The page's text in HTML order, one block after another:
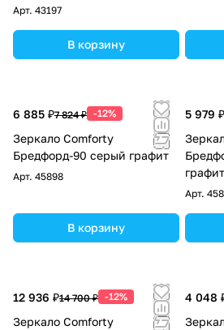
Арт. 43197
В корзину
6 885 ₽7 824 ₽ -12%
Зеркало Comforty
Бредфорд-90 серый графит
Арт. 45898
В корзину
5 979 ₽
графит
Арт.
12 936 ₽14 700 ₽ -12%
Зеркало Comforty
4 048